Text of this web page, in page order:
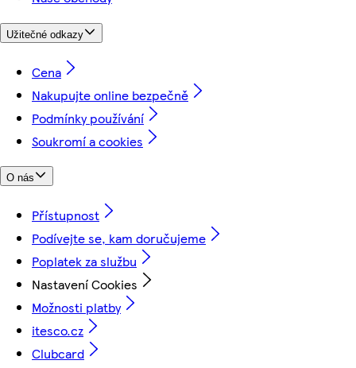
Užitečné odkazy
Cena
Nakupujte online bezpečně
Podmínky používání
Soukromí a cookies
O nás
Přístupnost
Podívejte se, kam doručujeme
Poplatek za službu
Nastavení Cookies
Možnosti platby
itesco.cz
Clubcard